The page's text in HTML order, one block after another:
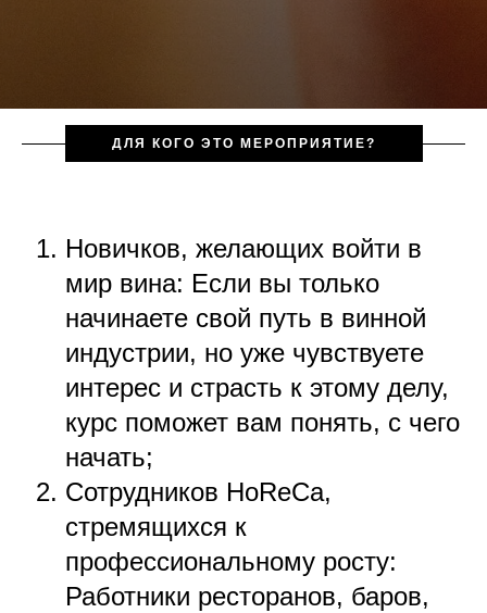
ДЛЯ КОГО ЭТО МЕРОПРИЯТИЕ?
Новичков, желающих войти в
мир вина: Если вы только
начинаете свой путь в винной
индустрии, но уже чувствуете
интерес и страсть к этому делу,
курс поможет вам понять, с чего
начать;
Сотрудников HoReCa,
стремящихся к
профессиональному росту:
Работники ресторанов, баров,